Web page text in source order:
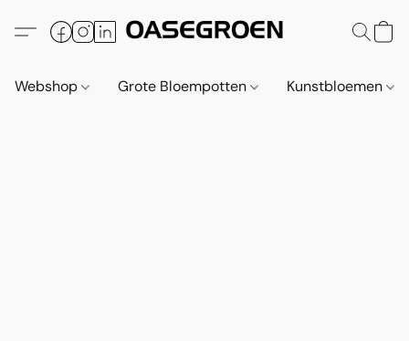
Webshop Grote Bloempotten Kunstbloemen